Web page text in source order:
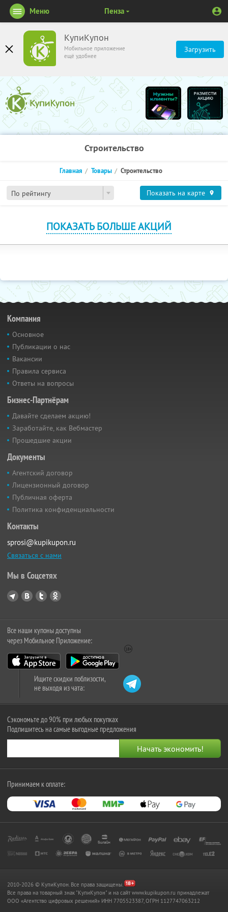
КупиКупон
Мобильное приложение
ещё удобнее
Загрузить
Меню Пенза
Строительство
По рейтингу
Главная Товары Строительство
Показать на карте
ПОКАЗАТЬ БОЛЬШЕ АКЦИЙ
Компания
Основное
Публикации о нас
Вакансии
Правила сервиса
Ответы на вопросы
Бизнес-Партнёрам
Давайте сделаем акцию!
Заработайте, как Вебмастер
Прошедшие акции
Документы
Агентский договор
Лицензионный договор
Публичная оферта
Политика конфиденциальности
Контакты
sprosi@kupikupon.ru
Связаться с нами
Мы в Соцсетях
Все наши купоны доступны
через Мобильное Приложение:
Ищите скидки поблизости,
не выходя из чата:
Сэкономьте до 90% при любых покупках
Подпишитесь на самые выгодные предложения
Принимаем к оплате:
2010-2026 © КупиКупон. Все права защищены.
Все права на товарный знак "КупиКупон" и на сайт www.kupikupon.ru принадлежат
OOO «Агентство цифровых решений» ИНН 7705523387, ОГРН 1127747063212